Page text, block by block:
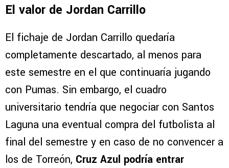
El valor de Jordan Carrillo
El fichaje de Jordan Carrillo quedaría
completamente descartado, al menos para
este semestre en el que continuaría jugando
con Pumas. Sin embargo, el cuadro
universitario tendría que negociar con Santos
Laguna una eventual compra del futbolista al
final del semestre y en caso de no convencer a
los de Torreón, Cruz Azul podría entrar